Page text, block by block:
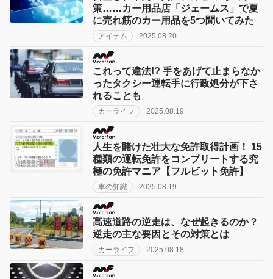
策……カー用品店「ジェームス」で夏
に売れ筋のカー用品を5つ聞いてみた
アイテム 2025.08.20
これって違法!? 手をあげて止まらなか
ったタクシー運転手に行政処分が下さ
れることも
カーライフ 2025.08.19
人生を賭けた壮大な免許取得計画！ 15
種類の運転免許をコンプリートする究
極の免許マニア【フルビット免許】
車の知識 2025.08.19
高速道路の逆走は、なぜ起きるのか？
逆走の主な要因とその対策とは
カーライフ 2025.08.18